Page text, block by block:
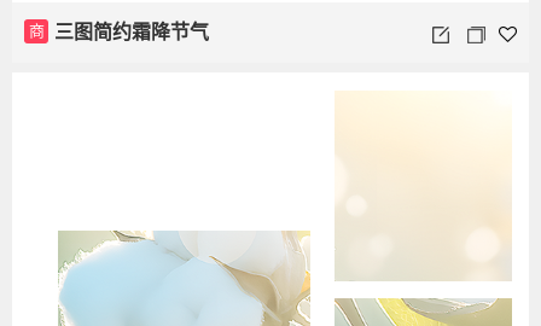
商 三图简约霜降节气